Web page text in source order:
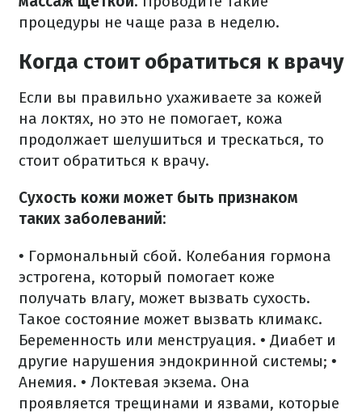
процедуры не чаще раза в неделю.
Когда стоит обратиться к врачу
Если вы правильно ухаживаете за кожей
на локтях, но это не помогает, кожа
продолжает шелушиться и трескаться, то
стоит обратиться к врачу.
Сухость кожи может быть признаком
таких заболеваний:
• Гормональный сбой. Колебания гормона
эстрогена, который помогает коже
получать влагу, может вызвать сухость.
Такое состояние может вызвать климакс.
Беременность или менструация. • Диабет и
другие нарушения эндокринной системы; •
Анемия. • Локтевая экзема. Она
проявляется трещинами и язвами, которые